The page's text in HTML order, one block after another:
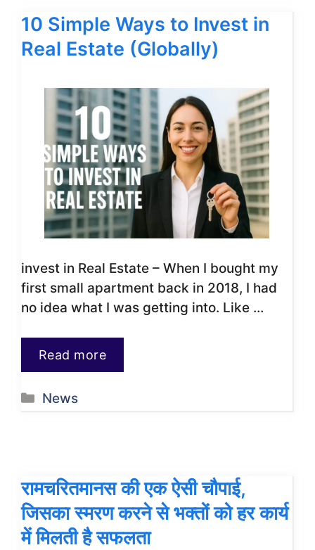
10 Simple Ways to Invest in
Real Estate (Globally)
invest in Real Estate – When I bought my
first small apartment back in 2018, I had
no idea what I was getting into. Like …
Read more
Categories
News
रामचरितमानस की एक ऐसी चौपाई,
जिसका स्मरण करने से भक्तों को हर कार्य
में मिलती है सफलता